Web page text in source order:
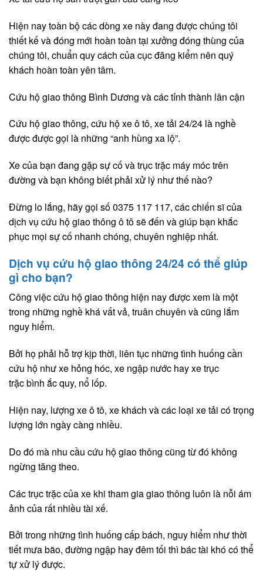
Hiện nay toàn bộ các dòng xe này đang được chúng tôi
thiết kế và đóng mới hoàn toàn tại xưởng đóng thùng của
chúng tôi, chuẩn quy cách của cục đăng kiểm nên quý
khách hoàn toàn yên tâm.
Cứu hộ giao thông Bình Dương và các tỉnh thành lân cận
Cứu hộ giao thông, cứu hộ xe ô tô, xe tải 24/24 là nghề
được được gọi là những “anh hùng xa lộ”.
Xe của bạn đang gặp sự cố và trục trặc máy móc trên
đường và bạn không biết phải xử lý như thế nào?
Đừng lo lắng, hãy gọi số 0375 117 117, các chiến sĩ của
dịch vụ cứu hộ giao thông ô tô sẽ đến và giúp bạn khắc
phục mọi sự cố nhanh chóng, chuyên nghiệp nhất.
Dịch vụ cứu hộ giao thông 24/24 có thể giúp
gì cho bạn?
Công việc cứu hộ giao thông hiện nay được xem là một
trong những nghề khá vất vả, truân chuyên và cũng lắm
nguy hiểm.
Bởi họ phải hỗ trợ kịp thời, liên tục những tình huống cần
cứu hộ như xe hỏng hóc, xe ngập nước hay xe trục
trặc bình ắc quy, nổ lốp.
Hiện nay, lượng xe ô tô, xe khách và các loại xe tải có trọng
lượng lớn ngày càng nhiều.
Do đó mà nhu cầu cứu hộ giao thông cũng từ đó không
ngừng tăng theo.
Các trục trặc của xe khi tham gia giao thông luôn là nỗi ám
ảnh của rất nhiều tài xế.
Bởi trong những tình huống cấp bách, nguy hiểm như thời
tiết mưa bão, đường ngập hay đêm tối thì bác tài khó có thể
tự xử lý được.